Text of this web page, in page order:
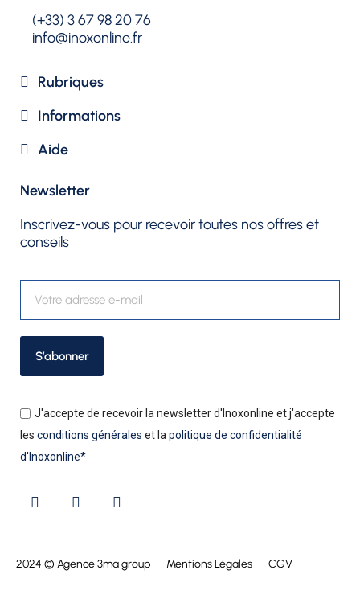
(+33) 3 67 98 20 76
info@inoxonline.fr
Rubriques​
Informations
Aide
Newsletter​
Inscrivez-vous pour recevoir toutes nos offres et
conseils
S’abonner
J'accepte de recevoir la newsletter d'Inoxonline et j'accepte
les conditions générales et lapolitique de confidentialité
d'Inoxonline*
2024 © Agence 3ma group Mentions Légales CGV